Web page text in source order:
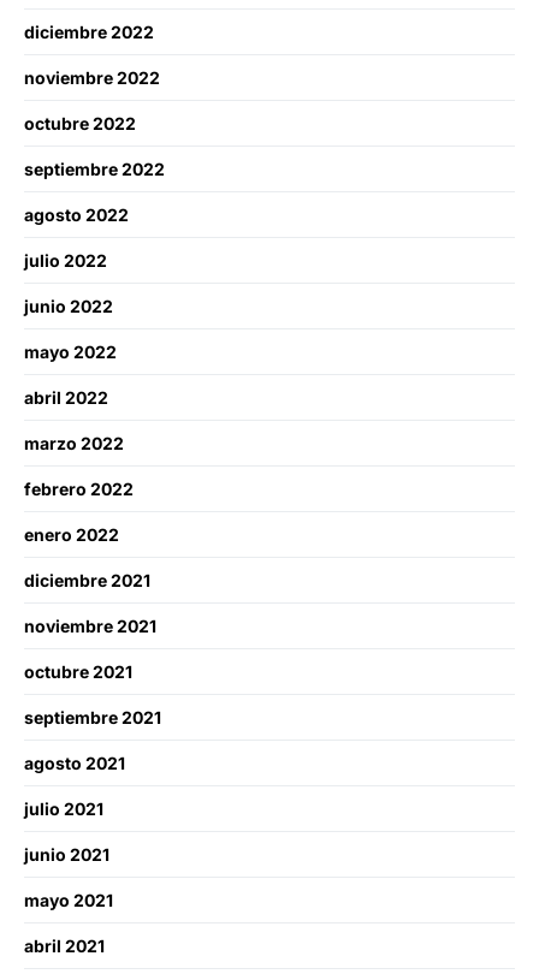
diciembre 2022
noviembre 2022
octubre 2022
septiembre 2022
agosto 2022
julio 2022
junio 2022
mayo 2022
abril 2022
marzo 2022
febrero 2022
enero 2022
diciembre 2021
noviembre 2021
octubre 2021
septiembre 2021
agosto 2021
julio 2021
junio 2021
mayo 2021
abril 2021